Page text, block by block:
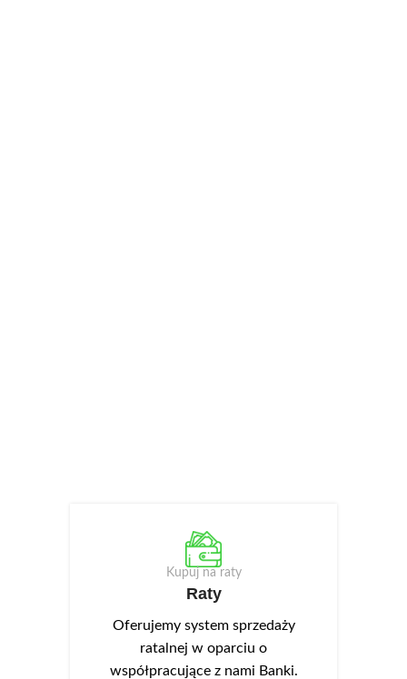
Kupuj na raty
Raty
Oferujemy system sprzedaży
ratalnej w oparciu o
współpracujące z nami Banki.